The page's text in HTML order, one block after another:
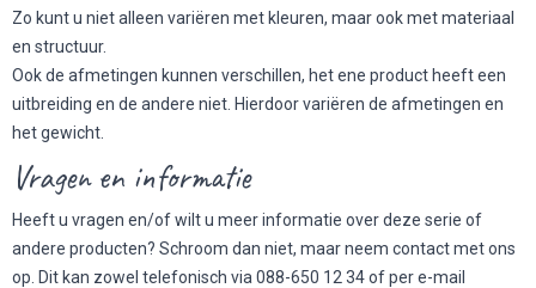
Zo kunt u niet alleen variëren met kleuren, maar ook met materiaal
en structuur.
Ook de afmetingen kunnen verschillen, het ene product heeft een
uitbreiding en de andere niet. Hierdoor variëren de afmetingen en
het gewicht.
Vragen en informatie
Heeft u vragen en/of wilt u meer informatie over deze serie of
andere producten? Schroom dan niet, maar neem contact met ons
op. Dit kan zowel telefonisch via 088-650 12 34 of per e-mail